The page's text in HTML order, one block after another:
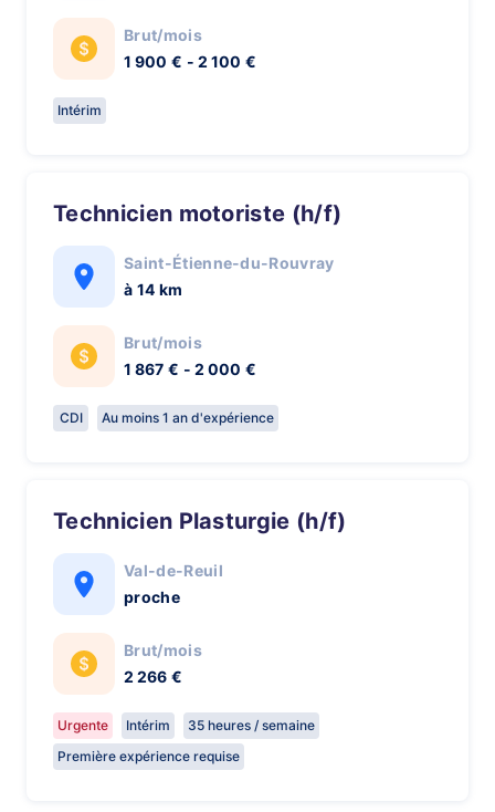
Brut/mois
1 900 € - 2 100 €
Intérim
Technicien motoriste (h/f)
Saint-Étienne-du-Rouvray
à 14 km
Brut/mois
1 867 € - 2 000 €
CDI Au moins 1 an d'expérience
Technicien Plasturgie (h/f)
Val-de-Reuil
proche
Brut/mois
2 266 €
Urgente Intérim
35 heures / semaine
Première expérience requise